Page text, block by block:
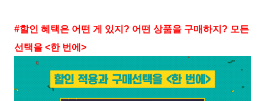
#할인 혜택은 어떤 게 있지? 어떤 상품을 구매하지? 모든
선택을 <한 번에>